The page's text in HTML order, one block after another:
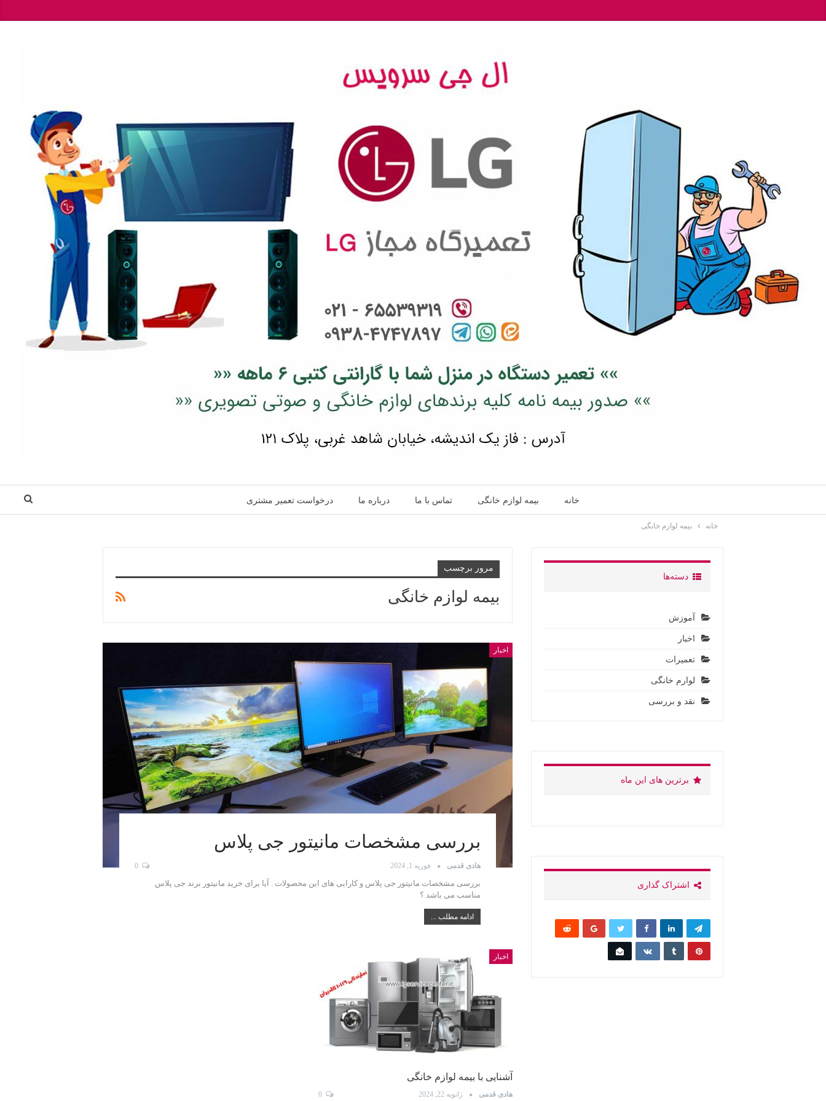
خانه بیمه لوازم خانگی تماس با ما درباره ما درخواست تعمیر مشتری
خانه بیمه لوازم خانگی
مرور برچسب
بیمه لوازم خانگی
اخبار
بررسی مشخصات مانیتور جی پلاس
هادی قدمی فوریه 1, 2024 0
بررسی مشخصات مانیتور جی پلاس و کارایی های این محصولات . آیا برای خرید مانیتور برند جی پلاس
مناسب می باشد ؟
ادامه مطلب ...
اخبار
آشنایی با بیمه لوازم خانگی
هادی قدمی ژانویه 22, 2024
دسته‌ها
آموزش
اخبار
تعمیرات
لوارم خانگی
نقد و بررسی
برترین های این ماه
اشتراک گذاری